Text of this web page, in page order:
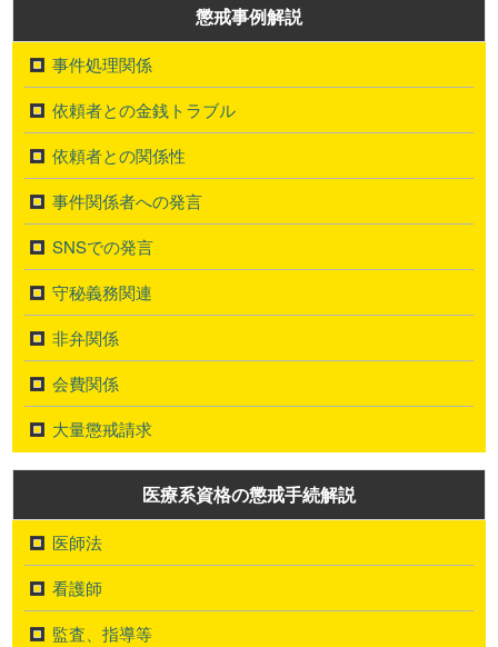
懲戒事例解説
事件処理関係
依頼者との金銭トラブル
依頼者との関係性
事件関係者への発言
SNSでの発言
守秘義務関連
非弁関係
会費関係
大量懲戒請求
医療系資格の懲戒手続解説
医師法
看護師
監査、指導等